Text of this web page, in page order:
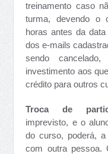
treinamento caso
turma, devendo o
horas antes da
dos e-mails
sendo
investimento aos
crédito para outros
Troca de
imprevisto, e o
do curso, poderá,
com outra pessoa.